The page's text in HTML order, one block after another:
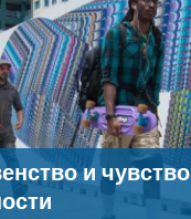
и чувство